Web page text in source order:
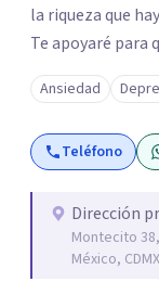
la riqueza que
Te apoyaré para que descubras que eres
convertir los
derecho a vivir
remordimientos y en plenitud.
posible. En el viaje de tu vida. ¿Te das cuenta que tienes
objetivos pero
experimentado
gustaría que fueran
Ansiedad
Teléfono
Dirección
Montecito
México, CDMX